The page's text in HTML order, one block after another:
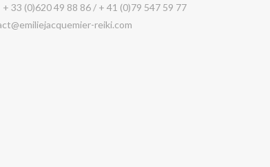
+ 33 (0)620 49 88 86 / + 41 (0)79 547 59 77
reiki.com